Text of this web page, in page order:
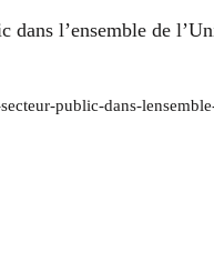
dans l’ensemble de
public-dans-